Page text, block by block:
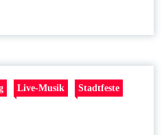
Live-Musik Stadtfeste